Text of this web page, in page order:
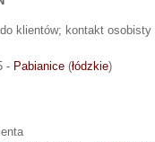
klientów; kontakt
- Pabianice (łódzkie)